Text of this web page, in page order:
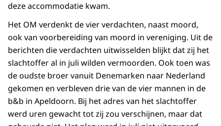
deze accommodatie kwam.
Het OM verdenkt de vier verdachten, naast moord,
ook van voorbereiding van moord in vereniging. Uit de
berichten die verdachten uitwisselden blijkt dat zij het
slachtoffer al in juli wilden vermoorden. Ook toen was
de oudste broer vanuit Denemarken naar Nederland
gekomen en verbleven drie van de vier mannen in de
b&b in Apeldoorn. Bij het adres van het slachtoffer
werd uren gewacht tot zij zou verschijnen, maar dat